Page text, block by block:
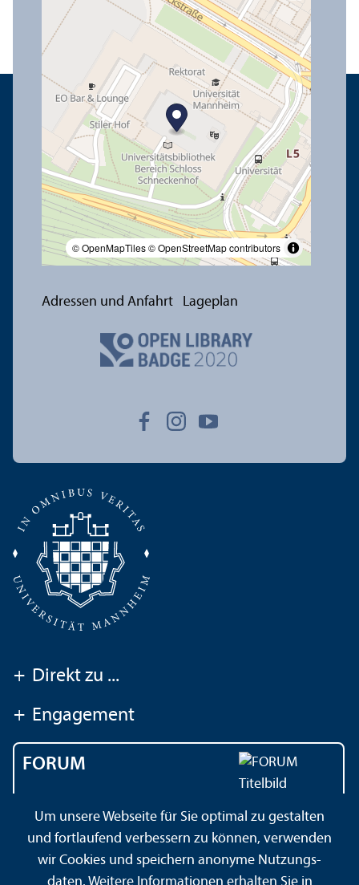
© OpenMapTiles© OpenStreetMap contributors
Adressen und Anfahrt Lageplan
+ Direkt zu ...
+ Engagement
FORUM
Universität Mannheim
Um unsere Webseite für Sie optimal zu gestalten
und fortlaufend verbessern zu können, verwenden
wir Cookies und speichern anonyme Nutzungs­